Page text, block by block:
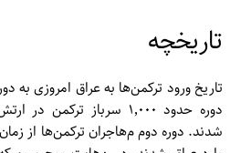
تاریخچه
تاریخ ورود ترکمن‌‌ها به عراق امروزی به
دوره حدود ۱٬۰۰۰ سرباز
شدند. دوره دوم م‌هاجران ترکمن‌‌ها از